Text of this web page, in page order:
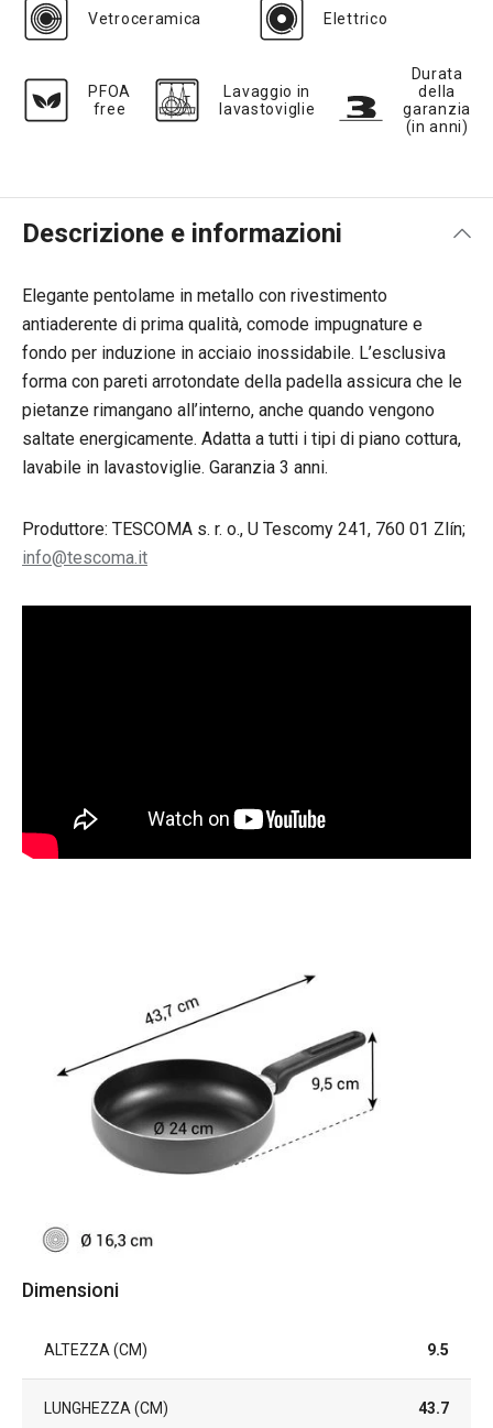
Vetroceramica Elettrico
PFOA
free
Lavaggio in
lavastoviglie
Durata
della
garanzia
(in anni)
Descrizione e informazioni
Elegante pentolame in metallo con rivestimento
antiaderente di prima qualità, comode impugnature e
fondo per induzione in acciaio inossidabile. L’esclusiva
forma con pareti arrotondate della padella assicura che le
pietanze rimangano all’interno, anche quando vengono
saltate energicamente. Adatta a tutti i tipi di piano cottura,
lavabile in lavastoviglie. Garanzia 3 anni.
Produttore: TESCOMA s. r. o., U Tescomy 241, 760 01 Zlín;
info@tescoma.it
Dimensioni
ALTEZZA (CM) 9.5
LUNGHEZZA (CM) 43.7